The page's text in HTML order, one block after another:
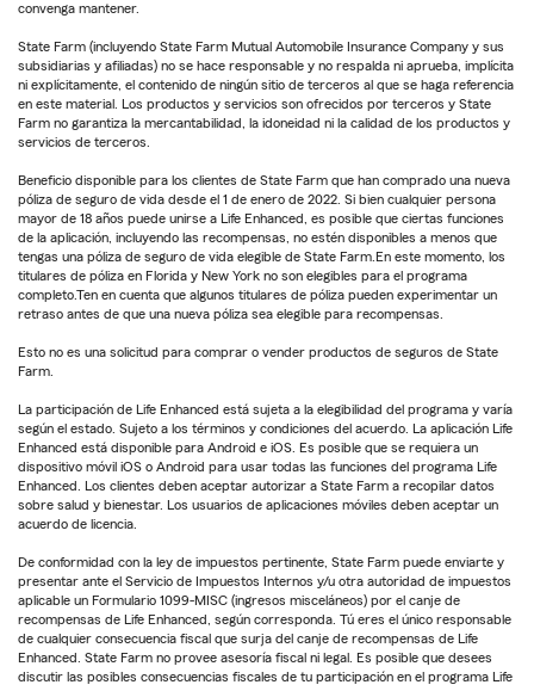
convenga mantener.
State Farm (incluyendo State Farm Mutual Automobile Insurance Company y sus
subsidiarias y afiliadas) no se hace responsable y no respalda ni aprueba, implícita
ni explícitamente, el contenido de ningún sitio de terceros al que se haga referencia
en este material. Los productos y servicios son ofrecidos por terceros y State
Farm no garantiza la mercantabilidad, la idoneidad ni la calidad de los productos y
servicios de terceros.
Beneficio disponible para los clientes de State Farm que han comprado una nueva
póliza de seguro de vida desde el 1 de enero de 2022. Si bien cualquier persona
mayor de 18 años puede unirse a Life Enhanced, es posible que ciertas funciones
de la aplicación, incluyendo las recompensas, no estén disponibles a menos que
tengas una póliza de seguro de vida elegible de State Farm.En este momento, los
titulares de póliza en Florida y New York no son elegibles para el programa
completo.Ten en cuenta que algunos titulares de póliza pueden experimentar un
retraso antes de que una nueva póliza sea elegible para recompensas.
Esto no es una solicitud para comprar o vender productos de seguros de State
Farm.
La participación de Life Enhanced está sujeta a la elegibilidad del programa y varía
según el estado. Sujeto a los términos y condiciones del acuerdo. La aplicación Life
Enhanced está disponible para Android e iOS. Es posible que se requiera un
dispositivo móvil iOS o Android para usar todas las funciones del programa Life
Enhanced. Los clientes deben aceptar autorizar a State Farm a recopilar datos
sobre salud y bienestar. Los usuarios de aplicaciones móviles deben aceptar un
acuerdo de licencia.
De conformidad con la ley de impuestos pertinente, State Farm puede enviarte y
presentar ante el Servicio de Impuestos Internos y/u otra autoridad de impuestos
aplicable un Formulario 1099-MISC (ingresos misceláneos) por el canje de
recompensas de Life Enhanced, según corresponda. Tú eres el único responsable
de cualquier consecuencia fiscal que surja del canje de recompensas de Life
Enhanced. State Farm no provee asesoría fiscal ni legal. Es posible que desees
discutir las posibles consecuencias fiscales de tu participación en el programa Life